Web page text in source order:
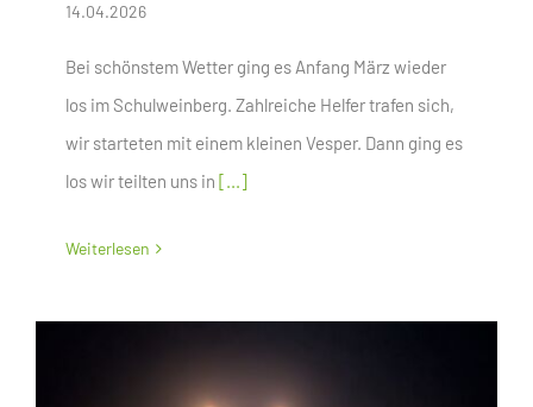
14.04.2026
Bei schönstem Wetter ging es Anfang März wieder
los im Schulweinberg. Zahlreiche Helfer trafen sich,
wir starteten mit einem kleinen Vesper. Dann ging es
los wir teilten uns in [...]
Weiterlesen